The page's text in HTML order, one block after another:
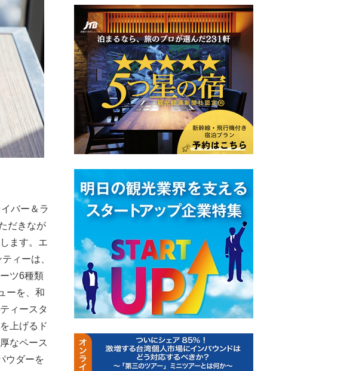
バー＆ラ
だきなが
ます。エ
ィーは、
ツ6種類
ーを、和
ィースタ
上げるド
なペース
ウダーを